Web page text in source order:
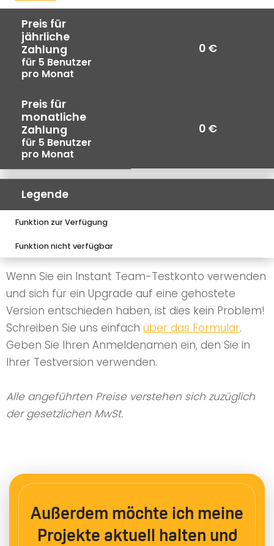
Preis für
jährliche
Zahlung
für 5 Benutzer
pro Monat
0 €
Preis für
monatliche
Zahlung
für 5 Benutzer
pro Monat
0 €
Legende
Funktion zur Verfügung
Funktion nicht verfügbar
Wenn Sie ein Instant Team-Testkonto verwenden
und sich für ein Upgrade auf eine gehostete
Version entschieden haben, ist dies kein Problem!
Schreiben Sie uns einfach über das Formular.
Geben Sie Ihren Anmeldenamen ein, den Sie in
Ihrer Testversion verwenden.
Alle angeführten Preise verstehen sich zuzüglich
der gesetzlichen MwSt.
Außerdem möchte ich meine
Projekte aktuell halten und